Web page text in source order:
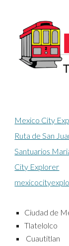
Mexico City
Ruta de San
Santuarios
City Explorer
Ciudad de
Tlatelolco
Cuautitlan